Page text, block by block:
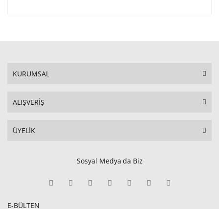
KURUMSAL
ALIŞVERİŞ
ÜYELİK
Sosyal Medya'da Biz
E-BÜLTEN